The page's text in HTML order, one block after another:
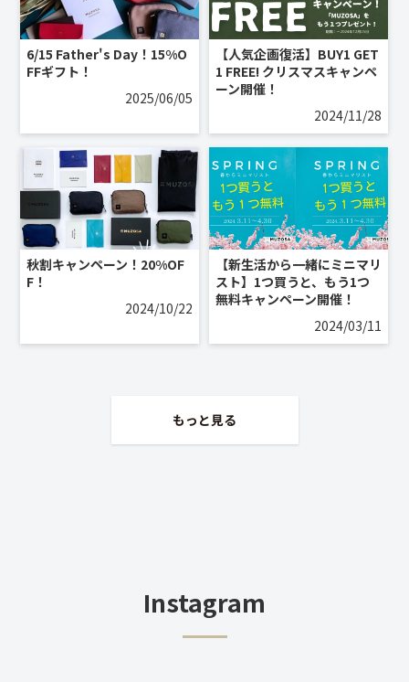
6/15 Father's Day！15%O
FFギフト！
2025/06/05
【人気企画復活】BUY1 GET
1 FREE! クリスマスキャンペ
ーン開催！
2024/11/28
秋割キャンペーン！20%OF
F！
2024/10/22
【新生活から一緒にミニマリ
スト】1つ買うと、もう1つ
無料キャンペーン開催！
2024/03/11
もっと見る
Instagram